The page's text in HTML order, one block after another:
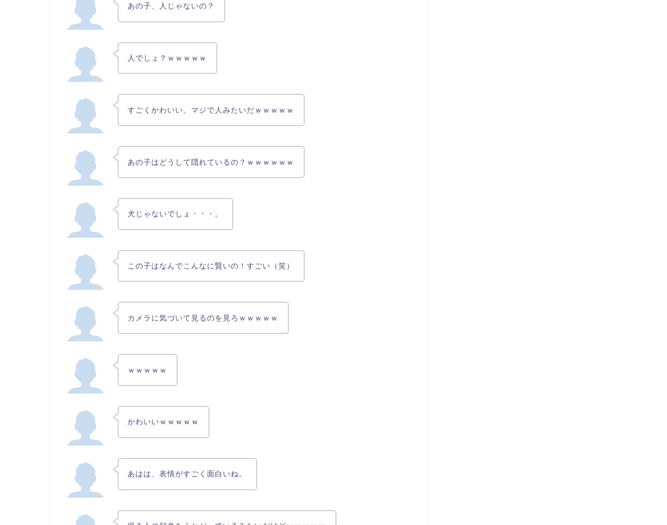
あの子、人じゃないの？
人でしょ？ｗｗｗｗｗ
すごくかわいい。マジで人みたいだｗｗｗｗｗ
あの子はどうして隠れているの？ｗｗｗｗｗｗ
犬じゃないでしょ・・・。
この子はなんでこんなに賢いの！すごい（笑）
カメラに気づいて見るのを見ろｗｗｗｗｗ
ｗｗｗｗｗ
かわいいｗｗｗｗｗ
あはは、表情がすごく面白いね。